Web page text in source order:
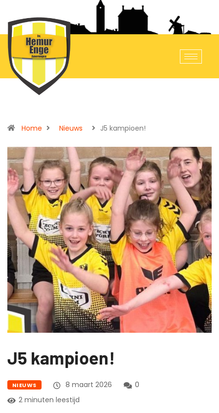
Home Nieuws J5 kampioen!
J5 kampioen!
NIEUWS 8 maart 2026
0
2 minuten leestijd